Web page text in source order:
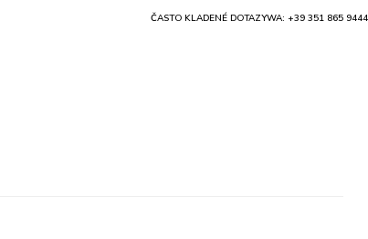
ČASTO KLADENÉ DOTAZYWA: +39 351 865 9444